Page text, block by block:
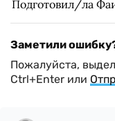
Подготовил/ла
Заметили
Пожалуйста,
Ctrl+Enter или